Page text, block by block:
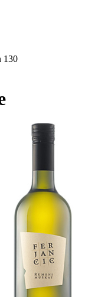
130